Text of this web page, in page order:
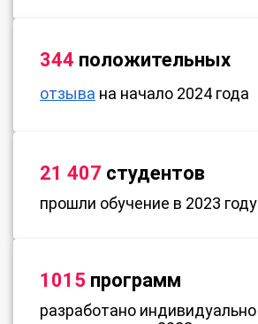
344 положительных
отзыва на начало 2024 года
21 407 студентов
прошли обучение в 2023 году
1015 программ
разработано индивидуально